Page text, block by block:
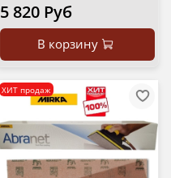
5 820 Руб
В корзину
ХИТ продаж